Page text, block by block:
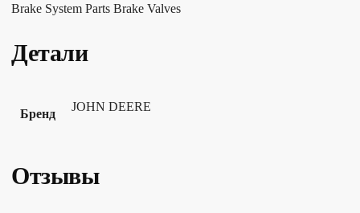
Brake System Parts Brake Valves
Детали
Бренд
JOHN DEERE
Отзывы